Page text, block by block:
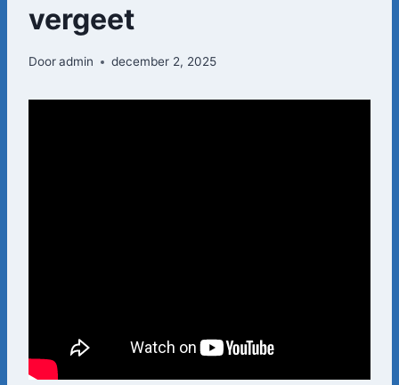
vergeet
Dooradmin december 2, 2025